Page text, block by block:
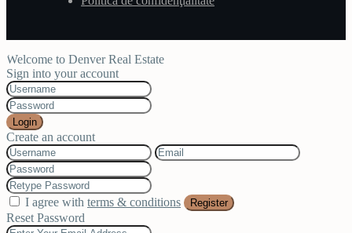
Welcome to Denver Real Estate
Sign into your account
Login
Create an account
I agree with terms & conditions Register
Reset Password